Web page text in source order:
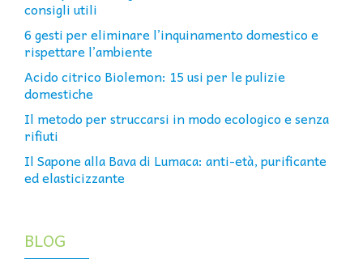
consigli utili
6 gesti per eliminare l’inquinamento domestico e
rispettare l’ambiente
Acido citrico Biolemon: 15 usi per le pulizie
domestiche
Il metodo per struccarsi in modo ecologico e senza
rifiuti
Il Sapone alla Bava di Lumaca: anti-età, purificante
ed elasticizzante
BLOG